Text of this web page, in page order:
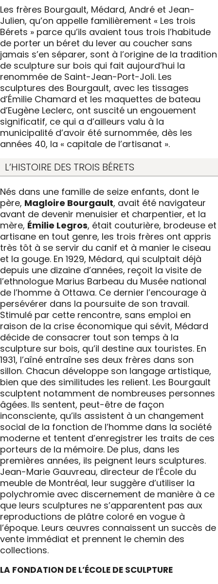
Les frères Bourgault, Médard, André et Jean-
Julien, qu’on appelle familièrement « Les trois
Bérets » parce qu’ils avaient tous trois l’habitude
de porter un béret du lever au coucher sans
jamais s’en séparer, sont à l’origine de la tradition
de sculpture sur bois qui fait aujourd’hui la
renommée de Saint-Jean-Port-Joli. Les
sculptures des Bourgault, avec les tissages
d’Émilie Chamard et les maquettes de bateau
d’Eugène Leclerc, ont suscité un engouement
significatif, ce qui a d’ailleurs valu à la
municipalité d’avoir été surnommée, dès les
années 40, la « capitale de l’artisanat ».
L’HISTOIRE DES TROIS BÉRETS
Nés dans une famille de seize enfants, dont le
père, Magloire Bourgault, avait été navigateur
avant de devenir menuisier et charpentier, et la
mère, Émilie Legros, était couturière, brodeuse et
artisane en tout genre, les trois frères ont appris
très tôt à se servir du canif et à manier le ciseau
et la gouge. En 1929, Médard, qui sculptait déjà
depuis une dizaine d’années, reçoit la visite de
l’ethnologue Marius Barbeau du Musée national
de l’homme à Ottawa. Ce dernier l’encourage à
persévérer dans la poursuite de son travail.
Stimulé par cette rencontre, sans emploi en
raison de la crise économique qui sévit, Médard
décide de consacrer tout son temps à la
sculpture sur bois, qu’il destine aux touristes. En
1931, l’aîné entraîne ses deux frères dans son
sillon. Chacun développe son langage artistique,
bien que des similitudes les relient. Les Bourgault
sculptent notamment de nombreuses personnes
âgées. Ils sentent, peut-être de façon
inconsciente, qu’ils assistent à un changement
social de la fonction de l’homme dans la société
moderne et tentent d’enregistrer les traits de ces
porteurs de la mémoire. De plus, dans les
premières années, ils peignent leurs sculptures.
Jean-Marie Gauvreau, directeur de l’École du
meuble de Montréal, leur suggère d’utiliser la
polychromie avec discernement de manière à ce
que leurs sculptures ne s’apparentent pas aux
reproductions de plâtre coloré en vogue à
l’époque. Leurs œuvres connaissent un succès de
vente immédiat et prennent le chemin des
collections.
LA FONDATION DE L’ÉCOLE DE SCULPTURE